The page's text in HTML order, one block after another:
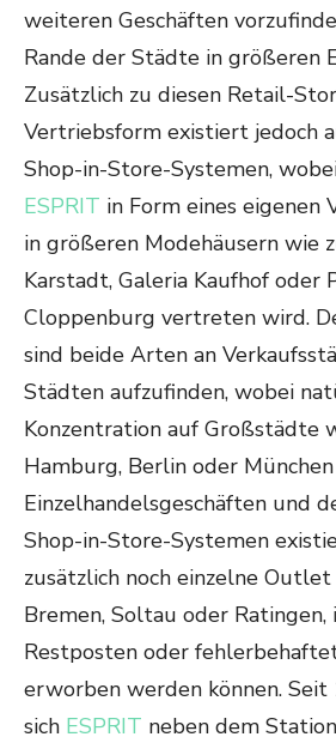
weiteren Geschäften
Rande der Städte in größeren
Zusätzlich zu diesen Retail-
Vertriebsform existiert jedoch
Shop-in-Store-Systemen,
ESPRIT in Form eines eigenen
in größeren Modehäusern wie
Karstadt, Galeria Kaufhof oder
Cloppenburg vertreten wird.
sind beide Arten an
Städten aufzufinden, wobei
Konzentration auf Großstädte
Hamburg, Berlin oder
Einzelhandelsgeschäften und
Shop-in-Store-Systemen
zusätzlich noch einzelne Outlet
Bremen, Soltau oder Ratingen,
Restposten oder
erworben werden können.
sich ESPRIT neben dem